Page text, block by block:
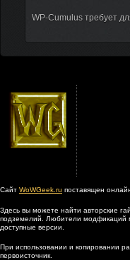
WP-Cumulus требует
Сайт WoWGeek.ru поставящен
Здесь вы можете найти авторские
подземелий. Любители модфикаций
доступные версии.
При использовании и копировании
первоисточник.